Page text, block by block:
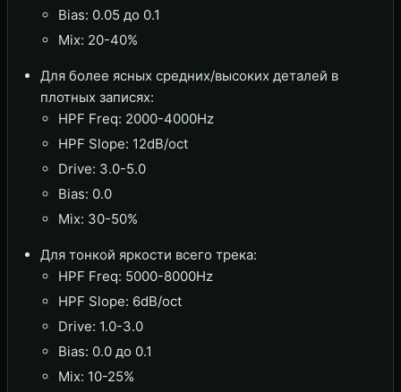
Bias: 0.05 до 0.1
Mix: 20-40%
Для более ясных средних/высоких деталей в
плотных записях:
HPF Freq: 2000-4000Hz
HPF Slope: 12dB/oct
Drive: 3.0-5.0
Bias: 0.0
Mix: 30-50%
Для тонкой яркости всего трека:
HPF Freq: 5000-8000Hz
HPF Slope: 6dB/oct
Drive: 1.0-3.0
Bias: 0.0 до 0.1
Mix: 10-25%